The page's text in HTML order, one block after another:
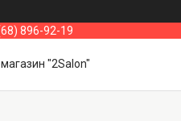
896-92-19
магазин "2Salon"